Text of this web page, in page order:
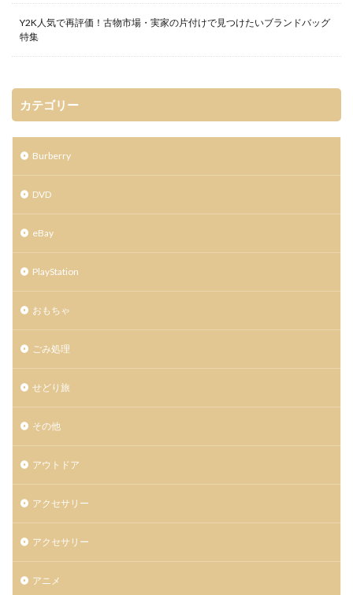
Y2K人気で再評価！古物市場・実家の片付けで見つけたいブランドバッグ
特集
カテゴリー
Burberry
DVD
eBay
PlayStation
おもちゃ
ごみ処理
せどり旅
その他
アウトドア
アクセサリー
アクセサリー
アニメ